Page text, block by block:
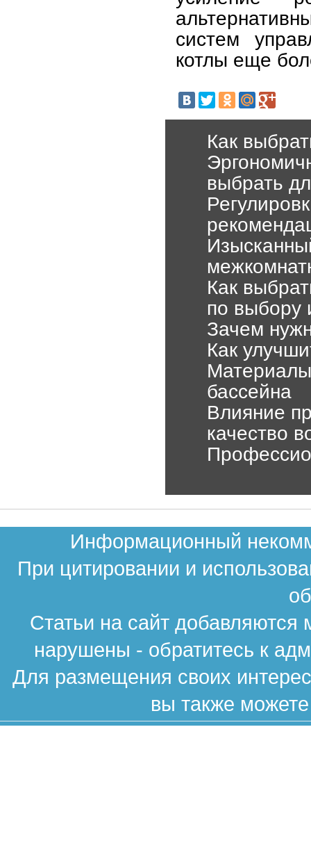
систем
котлы еще
Как
выбрать
Как
по выбору
Зачем
Как
бассейна
Влияние
качество
Информационный
При цитировании и
Статьи на сайт
нарушены - обратитесь к
Для размещения своих
вы также